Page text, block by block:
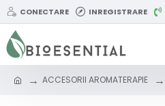
CONECTARE INREGISTRARE
ACCESORII AROMATERAPIE